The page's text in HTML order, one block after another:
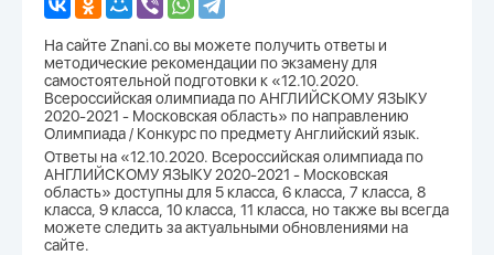
На сайте Znani.co вы можете получить ответы и
методические рекомендации по экзамену для
самостоятельной подготовки к «12.10.2020.
Всероссийская олимпиада по АНГЛИЙСКОМУ ЯЗЫКУ
2020-2021 - Московская область» по направлению
Олимпиада / Конкурс по предмету Английский язык.
Ответы на «12.10.2020. Всероссийская олимпиада по
АНГЛИЙСКОМУ ЯЗЫКУ 2020-2021 - Московская
область» доступны для 5 класса, 6 класса, 7 класса, 8
класса, 9 класса, 10 класса, 11 класса, но также вы всегда
можете следить за актуальными обновлениями на
сайте.